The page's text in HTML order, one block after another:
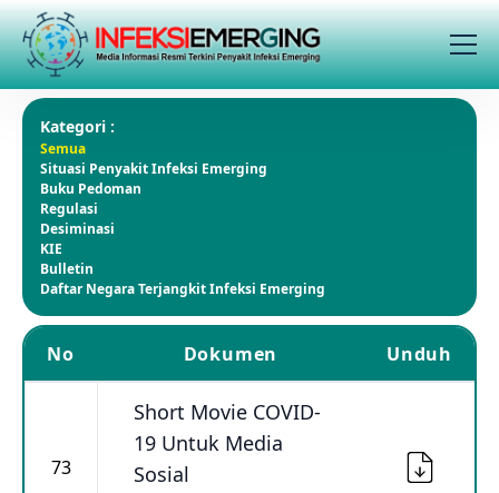
Kategori :
Semua
Situasi Penyakit Infeksi Emerging
Buku Pedoman
Regulasi
Desiminasi
KIE
Bulletin
Daftar Negara Terjangkit Infeksi Emerging
No Dokumen Unduh
73
Short Movie COVID-
19 Untuk Media
Sosial